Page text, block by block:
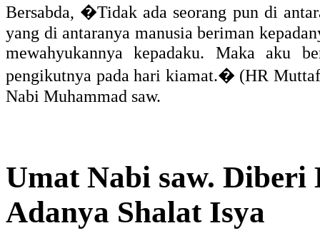
Bersabda, �Tidak ada seorang pun di
yang di antaranya manusia beriman
mewahyukannya kepadaku. Maka aku
pengikutnya pada hari kiamat.� (HR
Nabi Muhammad saw.
Umat Nabi saw. Diberi
Adanya Shalat Isya